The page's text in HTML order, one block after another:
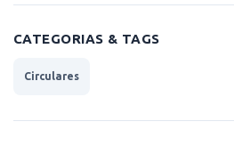
CATEGORIAS & TAGS
Circulares